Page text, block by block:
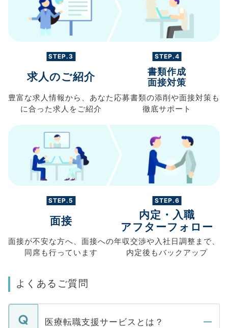
STEP.3
求人のご紹介
豊富な求人情報から、 あなた
に合った求人を ご紹介
STEP.4
書類作成
面接対策
応募書類の添削や面接対策も
徹底サポート
STEP.5
面接
面接が不安な方へ、 面接への
同席も行っています
STEP.6
内定・入職
アフターフォロー
年収交渉や入社日調整まで、
内定後もバックアップ
よくあるご質問
医療転職支援サービスとは？